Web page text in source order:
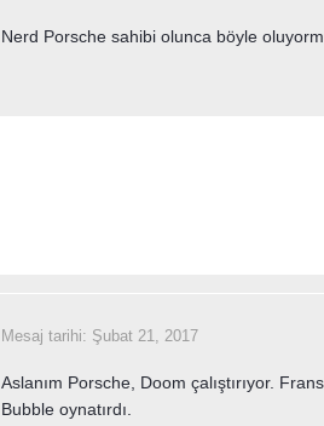
Nerd Porsche sahibi olunca böyle
Mesaj tarihi: Şubat 21, 2017
Aslanım Porsche, Doom çalıştırıyor.
Bubble oynatırdı.